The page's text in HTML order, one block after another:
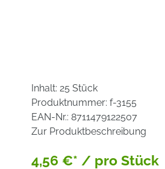
Inhalt: 25 Stück
Produktnummer: f-3155
EAN-Nr.: 8711479122507
Zur Produktbeschreibung
4,56 €* / pro Stück